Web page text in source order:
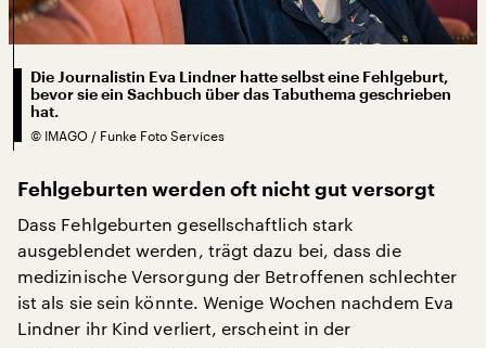
Die Journalistin Eva Lindner hatte selbst eine Fehlgeburt,
bevor sie ein Sachbuch über das Tabuthema geschrieben
hat.
© IMAGO / Funke Foto Services
Fehlgeburten werden oft nicht gut versorgt
Dass Fehlgeburten gesellschaftlich stark
ausgeblendet werden, trägt dazu bei, dass die
medizinische Versorgung der Betroffenen schlechter
ist als sie sein könnte. Wenige Wochen nachdem Eva
Lindner ihr Kind verliert, erscheint in der